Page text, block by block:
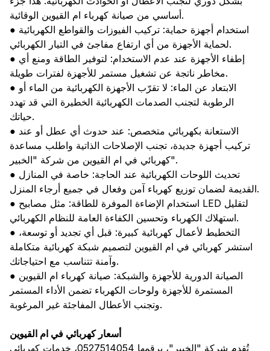
أساسي من صيانة كهرباء ام القيوين الوقائية.
● استخدام أجهزة حماية: تركيب الفيوزات والقواطع الكهربائية
لحماية الأجهزة من أي ارتفاع مفاجئ في التيار الكهربائي.
● إطفاء الأجهزة عند عدم الاستخدام: لتوفير الطاقة ومنع أي
مخاطر ناتجة عن تشغيل مستمر للأجهزة لفترات طويلة.
● الابتعاد عن الماء: لا تقرّب الأجهزة الكهربائية من الماء أو
الرطوبة لتجنب الصدمات الكهربائية الخطيرة التي قد تهدد
حياتك.
● الاستعانة بكهربائي متخصص: عند حدوث أي عطل أو عند
تركيب أجهزة جديدة، تجنب الإصلاحات الذاتية واطلب مساعدة
كهربائي في ام القيوين من شركة "الخبير".
● تحديث اللوحات الكهربائية عند الحاجة: خاصة في المنازل
القديمة لضمان توزيع كهرباء آمن وفعال في جميع أرجاء المنزل.
● استخدام الإضاءة الموفرة للطاقة: مثل مصابيح LED لتقليل
استهلاك الكهرباء وتحسين الكفاءة العامة للنظام الكهربائي.
● التخطيط لأعمال كهربائية كبيرة: قبل أي تجديد أو توسعة،
استشر كهربائي في ام القيوين لتصميم شبكة كهربائية متكاملة
وآمنة تتناسب مع احتياجاتك.
● الصيانة الدورية للأجهزة والشبكة: صيانة كهرباء ام القيوين
المستمرة للأجهزة ولوحات الكهرباء تضمن الأداء المستمر
وتجنب الأعطال المفاجئة غير المرغوبة.
أسعار كهربائي في ام القيوين
تُقدم شركة "الخبير"، برقمها 0527514054، خدمات كهربائي